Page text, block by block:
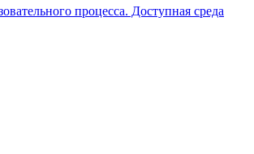
процесса. Доступная среда